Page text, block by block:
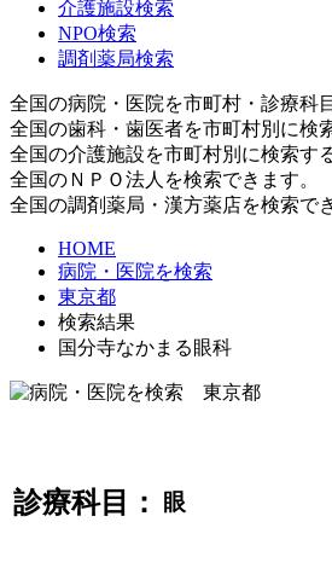
介護施設検索
NPO検索
調剤薬局検索
全国の病院・医院を市町村・診療科
全国の歯科・歯医者を市町村別に検
全国の介護施設を市町村別に検索す
全国のＮＰＯ法人を検索できます。
全国の調剤薬局・漢方薬店を検索で
HOME
病院・医院を検索
東京都
検索結果
国分寺なかまる眼科
診療科目： 眼